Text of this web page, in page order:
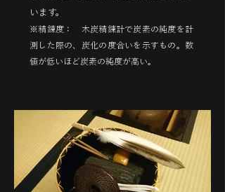
います。
※精錬度： 木炭精錬計で炭素の純度を計
測した際の、炭化の度合いを示すもの。数
値が低いほど炭素の純度が高い。